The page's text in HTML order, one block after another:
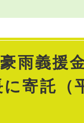
雨義援
寄託（